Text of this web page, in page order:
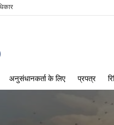
अनुसंधानकर्ता के लिए प्रपत्र